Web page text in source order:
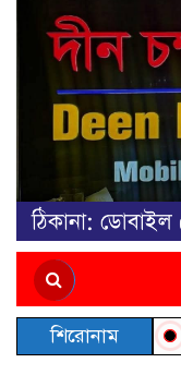
শিরোনামশেখ